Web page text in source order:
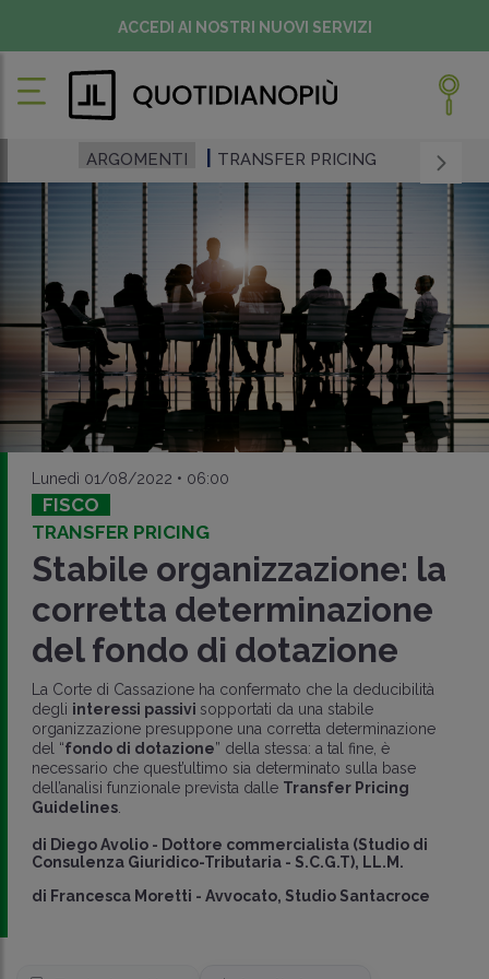
ACCEDI AI NOSTRI NUOVI SERVIZI
ARGOMENTI TRANSFER PRICING
Lunedì 01/08/2022 • 06:00
FISCO
TRANSFER PRICING
Stabile organizzazione: la
corretta determinazione
del fondo di dotazione
La Corte di Cassazione ha confermato che la deducibilità
degli interessi passivi sopportati da una stabile
organizzazione presuppone una corretta determinazione
del “fondo di dotazione” della stessa: a tal fine, è
necessario che quest’ultimo sia determinato sulla base
dell’analisi funzionale prevista dalle Transfer Pricing
Guidelines.
di Diego Avolio - Dottore commercialista (Studio di
Consulenza Giuridico-Tributaria - S.C.G.T), LL.M.
di Francesca Moretti - Avvocato, Studio Santacroce